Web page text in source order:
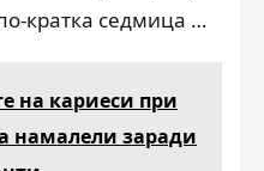
кратка седмица …
на кариеси при
намалели заради